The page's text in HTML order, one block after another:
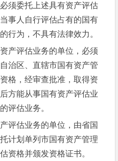
须委托上述具有资产评估
事人自行评估占有的国有
行为，不具有法律效力。
评估业务的单位，必须
治区、直辖市国有资产管
格，经审查批准，取得资
方能从事国有资产评估业
评估业务。
估业务的单位，由省国
计划单列市国有资产管理
资格并颁发资格证书。